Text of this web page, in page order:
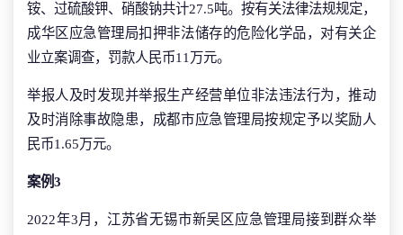
铵、过硫酸钾、硝酸钠共计27.5吨。按有关法律法规规定，
成华区应急管理局扣押非法储存的危险化学品，对有关企
业立案调查，罚款人民币11万元。
举报人及时发现并举报生产经营单位非法违法行为，推动
及时消除事故隐患，成都市应急管理局按规定予以奖励人
民币1.65万元。
案例3
2022年3月，江苏省无锡市新吴区应急管理局接到群众举